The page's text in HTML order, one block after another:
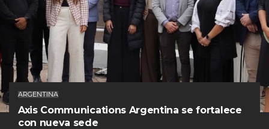
ARGENTINA
Axis Communications Argentina se fortalece
con nueva sede